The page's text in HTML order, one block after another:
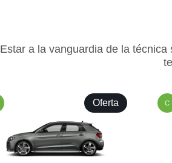
Estar a la vanguardia de la
Oferta C